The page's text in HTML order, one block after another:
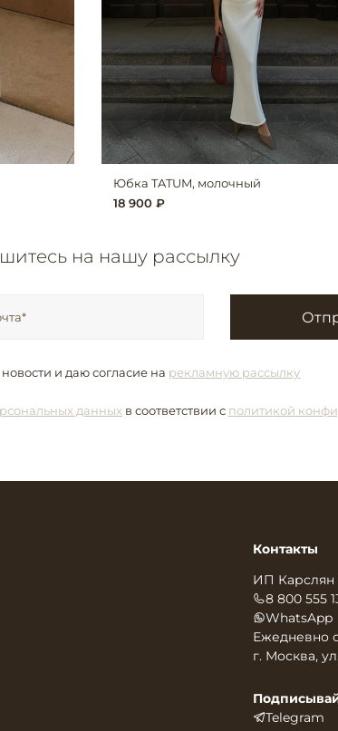
Юбка TATUM, молочный
18 900 ₽
на нашу рассылку
и даю согласие на рекламную рассылку
данных в соответствии с политикой
Контакты
ИП Карслян
8 800 555
WhatsApp
Ежедневно
г. Москва,
Telegram